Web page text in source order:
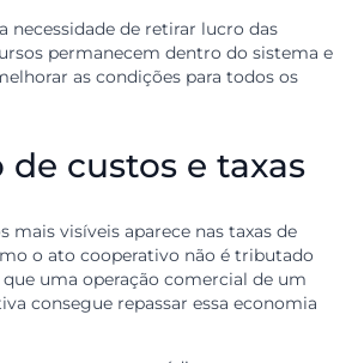
ato
beneficia
do ato cooperativo é que ele
ofereça condições muito
praticadas no mercado financeiro